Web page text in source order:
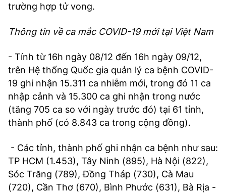
trường hợp tử vong.
Thông tin về ca mắc COVID-19 mới tại Việt Nam
- Tính từ 16h ngày 08/12 đến 16h ngày 09/12,
trên Hệ thống Quốc gia quản lý ca bệnh COVID-
19 ghi nhận 15.311 ca nhiễm mới, trong đó 11 ca
nhập cảnh và 15.300 ca ghi nhận trong nước
(tăng 705 ca so với ngày trước đó) tại 61 tỉnh,
thành phố (có 8.843 ca trong cộng đồng).
- Các tỉnh, thành phố ghi nhận ca bệnh như sau:
TP HCM (1.453), Tây Ninh (895), Hà Nội (822),
Sóc Trăng (789), Đồng Tháp (730), Cà Mau
(720), Cần Thơ (670), Bình Phước (631), Bà Rịa -